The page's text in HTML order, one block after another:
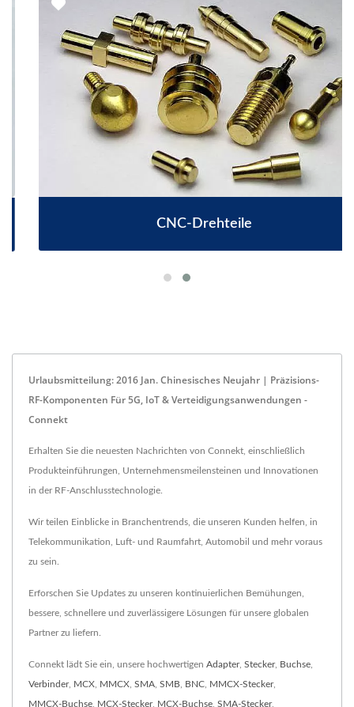
CNC-Drehteile
Urlaubsmitteilung: 2016 Jan. Chinesisches Neujahr | Präzisions-
RF-Komponenten Für 5G, IoT & Verteidigungsanwendungen -
Connekt
Erhalten Sie die neuesten Nachrichten von Connekt, einschließlich
Produkteinführungen, Unternehmensmeilensteinen und Innovationen
in der RF-Anschlusstechnologie.
Wir teilen Einblicke in Branchentrends, die unseren Kunden helfen, in
Telekommunikation, Luft- und Raumfahrt, Automobil und mehr voraus
zu sein.
Erforschen Sie Updates zu unseren kontinuierlichen Bemühungen,
bessere, schnellere und zuverlässigere Lösungen für unsere globalen
Partner zu liefern.
Connekt lädt Sie ein, unsere hochwertigen Adapter, Stecker, Buchse
Verbinder, MCX MMCX SMA SMB BNC MMCX-Stecker,
MMCX-Buchse MCX-Stecker, MCX-Buchse SMA-Stecker,